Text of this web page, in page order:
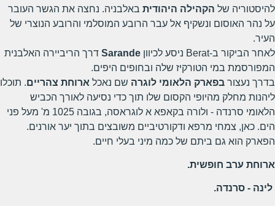
להיסטוריה של הקהילה היהודית באלבניה. נחצה את הגשר העובר
על נהר האוסום ונשקיף אל עבר הרובע המוסלמי והרובע הנוצרי של
העיר.
לאחר הביקור ב-Berat ניסע לכיוון
Sarande דרך הריביירה האלבנית
המפורסמת במי הטורקיז שלה ובחופים היפים.
בדרך נעצור בפארק הלאומי לוגרה שם נאכל ארוחת צהריים. תוכלו
ליהנות מחלק מהיופי הקסום שלו תוך כדי נסיעה לאורך הכביש
הלאומי סרנדה - ולורה בקאפא א לוגראסה, בגובה 1025 מ' מעל פני
הים. כאן, צמחי מרפא ודקורטיביים משובצים בתוך יער אורנים.
הפארק הוא גם ביתם של כמה מיני בעלי חיים.
ארוחת ערב חופשית.
לינה - סרנדה.